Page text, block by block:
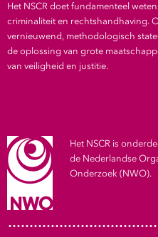
BLOG
Podcast
Het NSCR doet fundamenteel
criminaliteit en rechtshandhaving.
vernieuwend, methodologisch
de oplossing van grote
van veiligheid en justitie.
Het NSCR is
de Nederlandse
Onderzoek (NWO).